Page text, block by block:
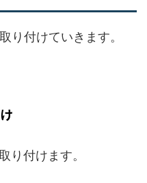
り付けていきます。
り付けます。